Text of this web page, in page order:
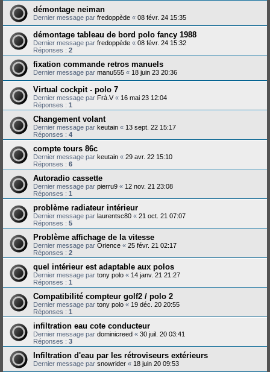
démontage neiman
Dernier message par fredoppède « 08 févr. 24 15:35
démontage tableau de bord polo fancy 1988
Dernier message par fredoppède « 08 févr. 24 15:32
Réponses : 2
fixation commande retros manuels
Dernier message par manu555 « 18 juin 23 20:36
Virtual cockpit - polo 7
Dernier message par Frà.V« 16 mai 23 12:04
Réponses : 1
Changement volant
Dernier message par keutain « 13 sept. 22 15:17
Réponses : 4
compte tours 86c
Dernier message par keutain « 29 avr. 22 15:10
Réponses : 6
Autoradio cassette
Dernier message par pierru9 « 12 nov. 21 23:08
Réponses : 1
problème radiateur intérieur
Dernier message par laurentsc80 « 21 oct. 21 07:07
Réponses : 5
Problème affichage de la vitesse
Dernier message par Orience « 25 févr. 21 02:17
Réponses : 2
quel intérieur est adaptable aux polos
Dernier message par tony polo « 14 janv. 21 21:27
Réponses : 1
Compatibilité compteur golf2 / polo 2
Dernier message par tony polo « 19 déc. 20 20:55
Réponses : 1
infiltration eau cote conducteur
Dernier message par dominicreed « 30 juil. 20 03:41
Réponses : 3
Infiltration d'eau par les rétroviseurs extérieurs
Dernier message par snowrider « 18 juin 20 09:53